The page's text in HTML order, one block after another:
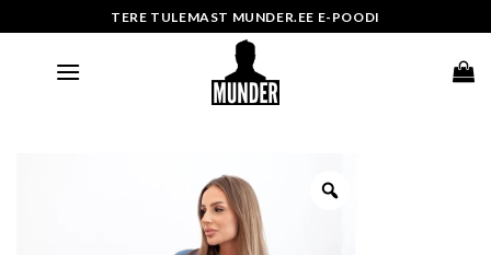
to
TERE TULEMAST MUNDER.EE E-POODI